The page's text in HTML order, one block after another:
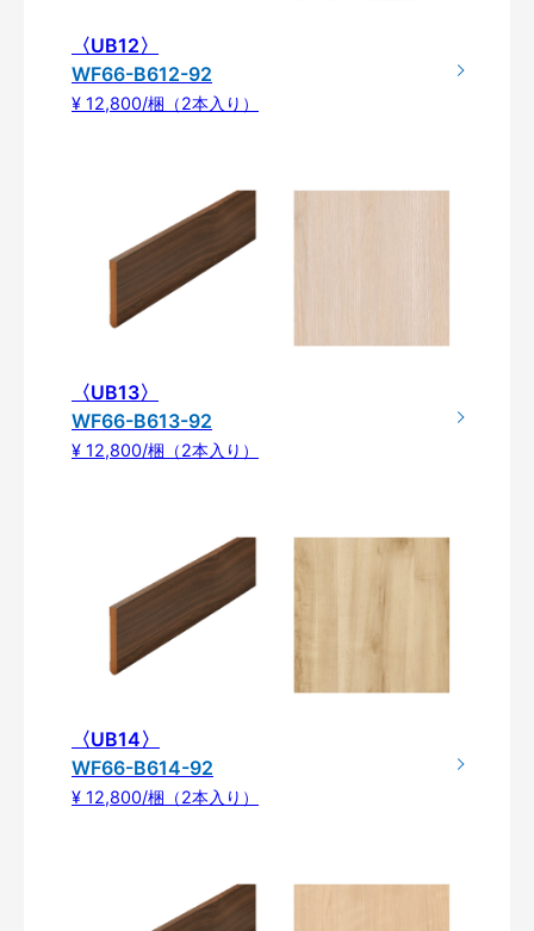
〈UB12〉
WF66-B612-92
¥ 12,800/梱（2本入り）
〈UB13〉
WF66-B613-92
¥ 12,800/梱（2本入り）
〈UB14〉
WF66-B614-92
¥ 12,800/梱（2本入り）